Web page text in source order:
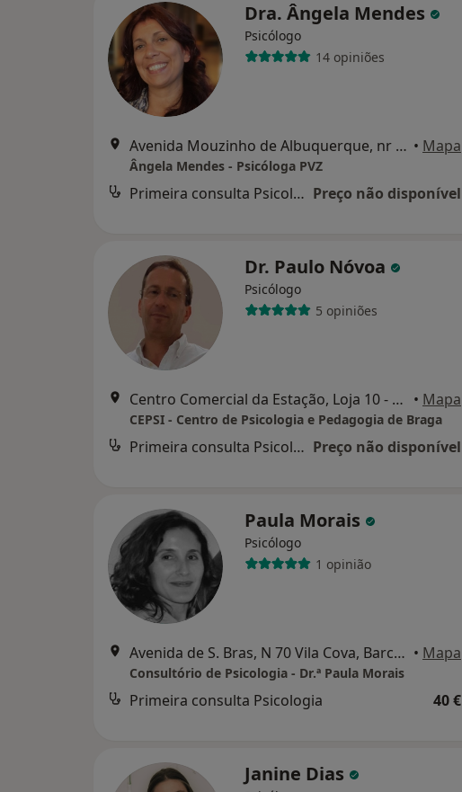
Dra. Ângela Mendes
Psicólogo
14 opiniões
Avenida Mouzinho de Albuquerque, nr 48, 1 andar, Póvoa de Varzim • Mapa
Ângela Mendes - Psicóloga PVZ
Primeira consulta Psicologia Preço não disponível
Dr. Paulo Nóvoa
Psicólogo
5 opiniões
Centro Comercial da Estação, Loja 10 - Largo da Estação, Braga • Mapa
CEPSI - Centro de Psicologia e Pedagogia de Braga
Primeira consulta Psicologia Preço não disponível
Paula Morais
Psicólogo
1 opinião
Avenida de S. Bras, N 70 Vila Cova, Barcelos • Mapa
Consultório de Psicologia - Dr.ª Paula Morais
Primeira consulta Psicologia 40 €
Janine Dias